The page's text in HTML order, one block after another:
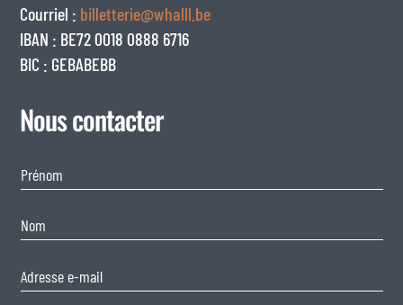
Courriel : billetterie@whalll.be
IBAN : BE72 0018 0888 6716
BIC : GEBABEBB
Nous contacter